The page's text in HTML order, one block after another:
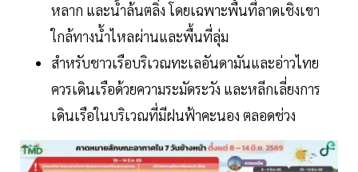
หลาก และน้ำล้นตลิ่ง โดยเฉพาะพื้นที่ลาดเชิงเขา
ใกล้ทางน้ำไหลผ่านและพื้นที่ลุ่ม
สำหรับชาวเรือบริเวณทะเลอันดามันและอ่าวไทย
ควรเดินเรือด้วยความระมัดระวัง และหลีกเลี่ยงการ
เดินเรือในบริเวณที่มีฝนฟ้าคะนอง ตลอดช่วง